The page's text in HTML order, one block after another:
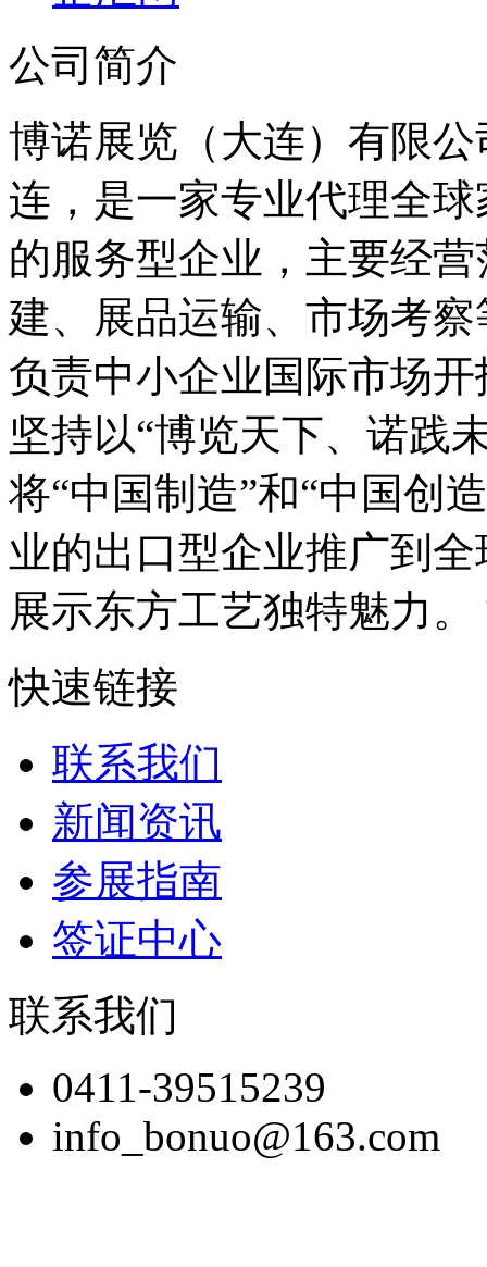
公司简介
博诺展览（大连）有限
连，是一家专业代理全
的服务型企业，主要经
建、展品运输、市场考
负责中小企业国际市场
坚持以“博览天下、诺践
将“中国制造”和“中国创
业的出口型企业推广到
展示东方工艺独特魅力
快速链接
联系我们
新闻资讯
参展指南
签证中心
联系我们
0411-39515239
info_bonuo@163.com